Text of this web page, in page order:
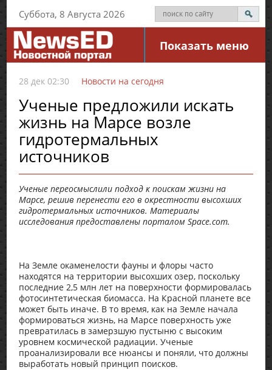
Суббота, 8 Августа 2026
Показать меню
28 дек 02:30 Новости на сегодня
Ученые предложили искать
жизнь на Марсе возле
гидротермальных
источников
Ученые переосмыслили подход к поискам жизни на
Марсе, решив перенести его в окрестности высохших
гидротермальных источников. Материалы
исследования предоставлены порталом Space.com.
На Земле окаменелости фауны и флоры часто
находятся на территории высохших озер, поскольку
последние 2,5 млн лет на поверхности формировалась
фотосинтетическая биомасса. На Красной планете все
может быть иначе. В то время, как на Земле начала
формироваться жизнь, на Марсе поверхность уже
превратилась в замерзшую пустыню с высоким
уровнем космической радиации. Ученые
проанализировали все нюансы и поняли, что должны
выработать новый принцип поисков.